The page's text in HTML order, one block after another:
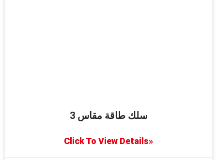
سلك طاقة مقاس 3
Click To View Details»